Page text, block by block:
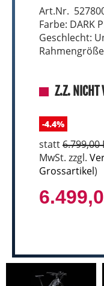
Art.Nr.
Farbe: DARK
Geschlecht:
Z.Z. NICHT
-4.4%
statt6.799,00
MwSt. zzgl.
Grossartikel)